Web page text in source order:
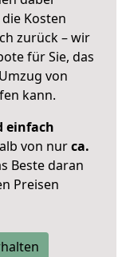
Kosten
zurück – wir
für Sie, das
von
kann.
einfach
von nurca.
Beste daran
Preisen